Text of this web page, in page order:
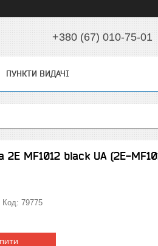
+380 (67) 010-75-01
ПУНКТИ ВИДАЧІ
2E MF1012 black UA (2E-
Код: 79775